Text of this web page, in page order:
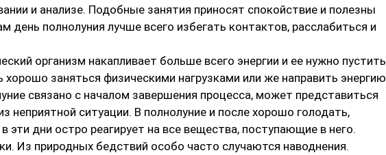
и анализе. Подобные занятия приносят спокойствие и полезны
день полнолуния лучше всего избегать контактов, расслабиться и
организм накапливает больше всего энергии и ее нужно пустить
хорошо заняться физическими нагрузками или же направить энергию
связанo с началом завершения процесса, может представиться
неприятной ситуации. В полнолуние и после хорошо голодать,
эти дни остро реагирует на все вещества, поступающие в него.
Из природных бедствий особо часто случаются наводнения.